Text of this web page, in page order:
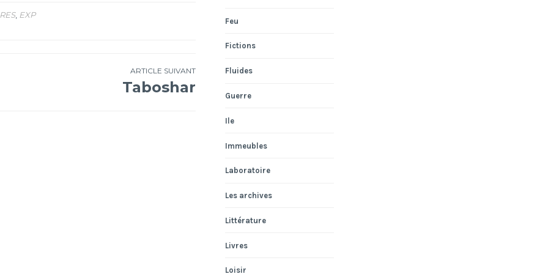
, EXP
ARTICLE SUIVANT
Taboshar
Feu
Fictions
Fluides
Guerre
Ile
Immeubles
Laboratoire
Les archives
Littérature
Livres
Loisir